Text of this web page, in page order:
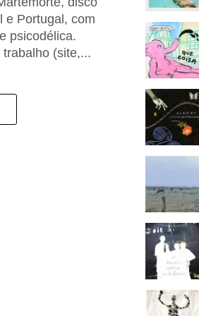
e Portugal, com
psicodélica.
(site,...